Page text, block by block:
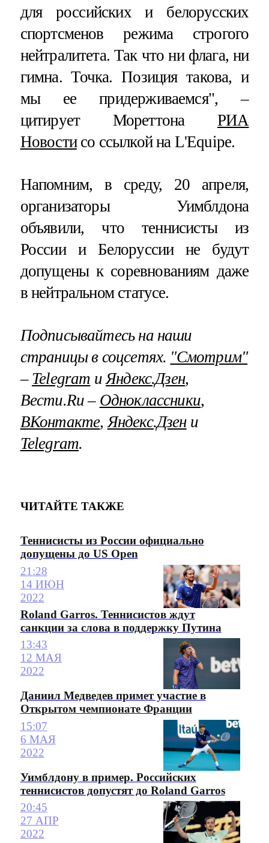
для российских и белорусских
спортсменов режима строгого
нейтралитета. Так что ни флага, ни
гимна. Точка. Позиция такова, и
мы ее придерживаемся", –
цитирует Мореттона РИА
Новостисо ссылкой на L'Equipe.
Напомним, в среду, 20 апреля,
организаторы Уимблдона
объявили, что теннисисты из
России и Белоруссии не будут
допущены к соревнованиям даже
в нейтральном статусе.
Подписывайтесь на наши
страницы в соцсетях. "Смотрим"
– Telegram и Яндекс.Дзен,
Вести.Ru – Одноклассники,
ВКонтакте, Яндекс.Дзени
Telegram.
ЧИТАЙТЕ ТАКЖЕ
Теннисисты из России официально
допущены до US Open
21:28
14 ИЮН
2022
Roland Garros. Теннисистов ждут
санкции за слова в поддержку Путина
13:43
12 МАЯ
2022
Даниил Медведев примет участие в
Открытом чемпионате Франции
15:07
6 МАЯ
2022
Уимблдону в пример. Российских
теннисистов допустят до Roland Garros
20:45
27 АПР
2022